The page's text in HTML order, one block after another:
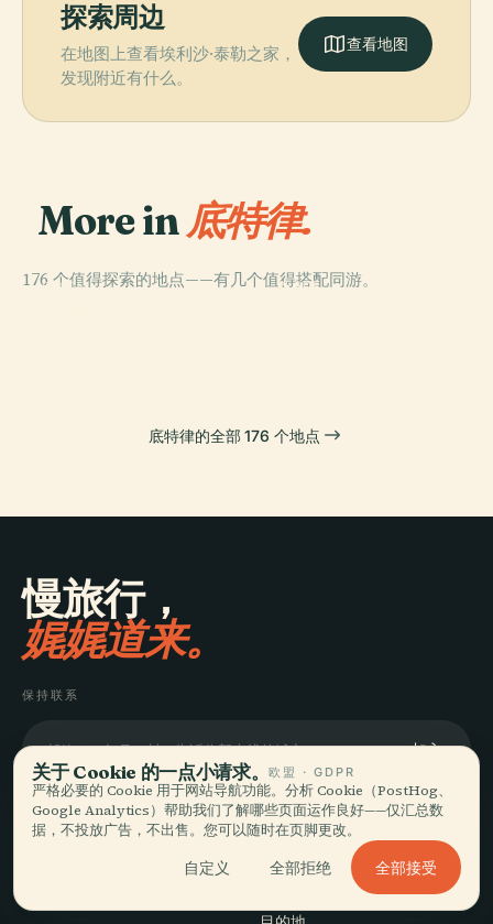
探索周边
在地图上查看埃利沙·泰勒之家，
发现附近有什么。
查看地图
More in底特律.
176 个值得探索的地点——有几个值得搭配同游。
PLACE PLACE
PLACE
底特律的全部 176 个地点
慢旅行，
娓娓道来。
保持联系
加入
关于 Cookie 的一点小请求。欧盟 · GDPR
严格必要的 Cookie 用于网站导航功能。分析 Cookie（PostHog、
Google Analytics）帮助我们了解哪些页面运作良好——仅汇总数
据，不投放广告，不出售。您可以随时在页脚更改。
自定义 全部拒绝 全部接受